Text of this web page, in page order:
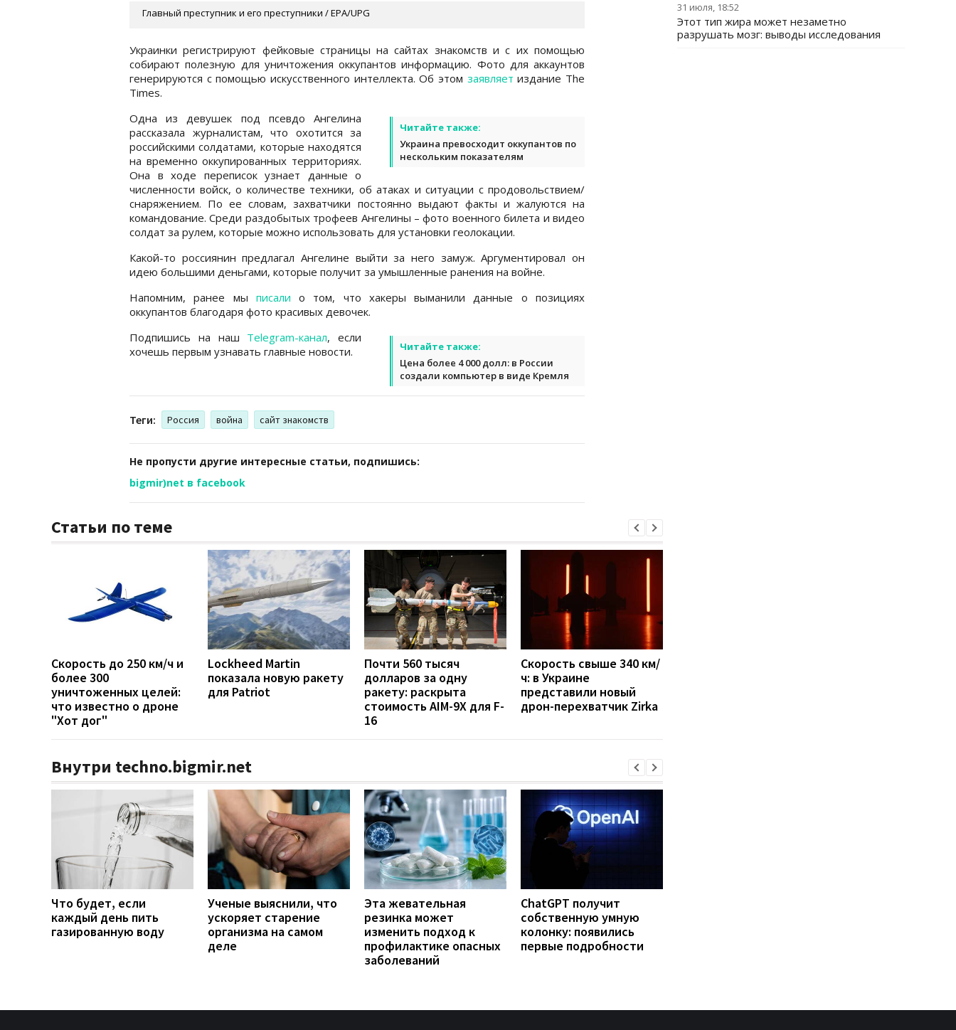
Главный преступник и его преступники / EPA/UPG
Украинки регистрируют фейковые страницы на сайтах знакомств и с их помощью
собирают полезную для уничтожения оккупантов информацию. Фото для аккаунтов
генерируются с помощью искусственного интеллекта. Об этом заявляет издание The
Times.
Читайте также:
Украина превосходит оккупантов по
нескольким показателям
Одна из девушек под псевдо Ангелина
рассказала журналистам, что охотится за
российскими солдатами, которые находятся
на временно оккупированных территориях.
Она в ходе переписок узнает данные о
численности войск, о количестве техники, об атаках и ситуации с продовольствием/
снаряжением. По ее словам, захватчики постоянно выдают факты и жалуются на
командование. Среди раздобытых трофеев Ангелины – фото военного билета и видео
солдат за рулем, которые можно использовать для установки геолокации.
Какой-то россиянин предлагал Ангелине выйти за него замуж. Аргументировал он
идею большими деньгами, которые получит за умышленные ранения на войне.
Напомним, ранее мы писали о том, что хакеры выманили данные о позициях
оккупантов благодаря фото красивых девочек.
Читайте также:
Цена более 4 000 долл: в России
создали компьютер в виде Кремля
Подпишись на наш Telegram-канал, если
хочешь первым узнавать главные новости.
Теги: Россия война сайт знакомств
Не пропусти другие интересные статьи, подпишись:
bigmir)net в facebook
Статьи по теме
Скорость до 250 км/ч и
более 300
уничтоженных целей:
что известно о дроне
"Хот дог"
Lockheed Martin
показала новую ракету
для Patriot
Почти 560 тысяч
долларов за одну
ракету: раскрыта
стоимость AIM-9X для F-
16
Скорость свыше 340 км/
ч: в Украине
представили новый
дрон-перехватчик Zirka
Внутри techno.bigmir.net
Что будет, если
каждый день пить
газированную воду
Ученые выяснили, что
ускоряет старение
организма на самом
деле
Эта жевательная
резинка может
изменить подход к
профилактике опасных
заболеваний
ChatGPT получит
собственную умную
колонку: появились
первые подробности
31 июля, 18:52
Этот тип жира может незаметно
разрушать мозг: выводы исследования